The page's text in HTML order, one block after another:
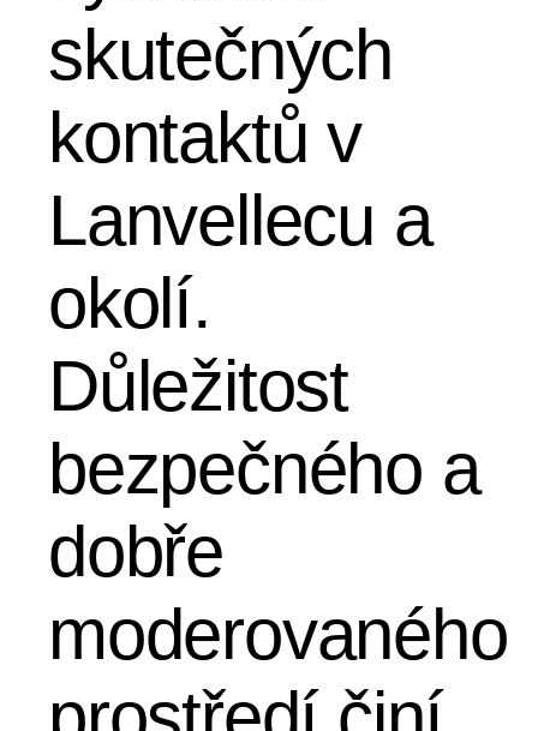
skutečných
kontaktů v
Lanvellecu a
okolí.
Důležitost
bezpečného a
dobře
moderovaného